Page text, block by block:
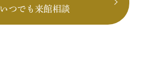
いつでも来館相談